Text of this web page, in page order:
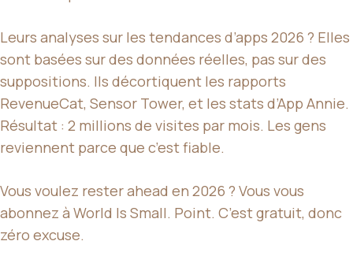
Leurs analyses sur les tendances d’apps 2026 ? Elles
sont basées sur des données réelles, pas sur des
suppositions. Ils décortiquent les rapports
RevenueCat, Sensor Tower, et les stats d’App Annie.
Résultat : 2 millions de visites par mois. Les gens
reviennent parce que c’est fiable.
Vous voulez rester ahead en 2026 ? Vous vous
abonnez à World Is Small. Point. C’est gratuit, donc
zéro excuse.